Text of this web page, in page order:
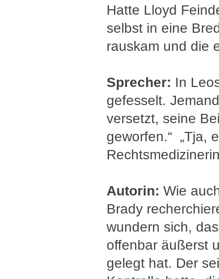
Hatte Lloyd
selbst in eine
rauskam und die
Sprecher: In
gefesselt.
versetzt, seine
geworfen.“ „Tja,
Autorin: Wie
Brady
wundern sich,
offenbar äußerst
gelegt hat. Der